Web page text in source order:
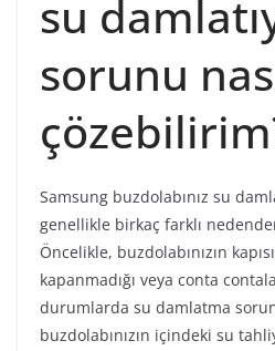
su
sorunu
Samsung buzdolabınız su
genellikle birkaç farklı
Öncelikle, buzdolabınızın
kapanmadığı veya conta
durumlarda su damlatma
buzdolabınızın içindeki su